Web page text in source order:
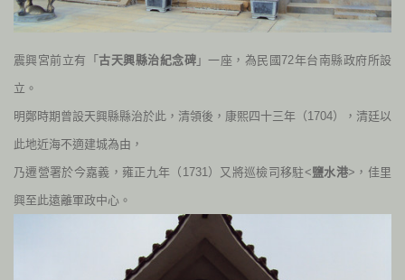
震興宮前立有「古天興縣治紀念碑 」一座，為民國72年台南縣政府所設
立。
明鄭時期曾設天興縣縣治於此，清領後，康熙四十三年（1704），清廷以
此地近海不適建城為由，
乃遷營署於今嘉義，雍正九年（ 1731 ）又將巡檢司移駐<鹽水港>，佳里
興至此遠離軍政中心。